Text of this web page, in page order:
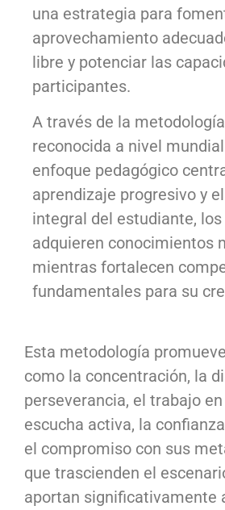
una estrategia para
aprovechamiento
libre y potenciar las
participantes.
A través de la
reconocida a nivel
enfoque pedagógico
aprendizaje progresivo y
integral del estudiante,
adquieren conocimientos
mientras fortalecen
fundamentales para su
Esta metodología
como la concentración, la
perseverancia, el trabajo
escucha activa, la
el compromiso con sus
que trascienden el
aportan significativamente